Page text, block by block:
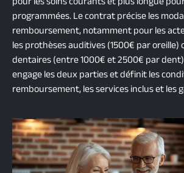
programmées. Le contrat précise les
remboursement, notamment pour les
les prothèses auditives (1500€ par oreille)
dentaires (entre 1000€ et 2500€ par
engage les deux parties et définit les
remboursement, les services inclus et les